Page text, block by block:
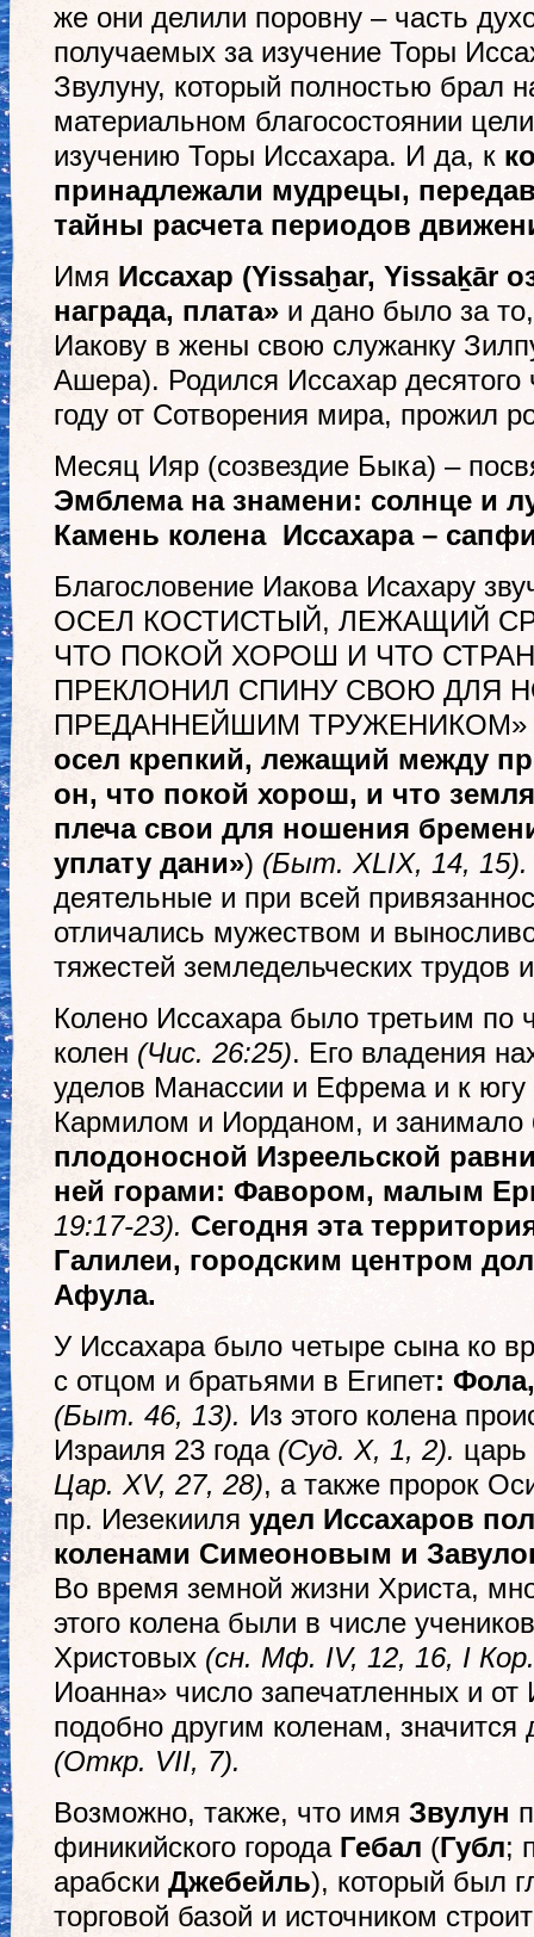
же они делили поровну – часть
получаемых за изучение Торы
Звулуну, который полностью брал
материальном благосостоянии
изучению Торы Иссахара. И да, к
принадлежали мудрецы,
тайны расчета периодов
Имя Иссахар (Yissaḫar, Yissaḵār
награда, плата» и дано было за
Иакову в жены свою служанку
Ашера). Родился Иссахар
году от Сотворения мира, прожил
Месяц Ияр (созвездие Быка) –
Эмблема на знамени: солнце и
Камень колена Иссахара –
Благословение Иакова Исахару
ОСЕЛ КОСТИСТЫЙ, ЛЕЖАЩИЙ
ЧТО ПОКОЙ ХОРОШ И ЧТО
ПРЕКЛОНИЛ СПИНУ СВОЮ ДЛЯ
ПРЕДАННЕЙШИМ ТРУЖЕНИКОМ»
осел крепкий, лежащий между
он, что покой хорош, и что
плеча свои для ношения
уплату дани») (Быт. ХLIХ, 14, 15).
деятельные и при всей
отличались мужеством и
тяжестей земледельческих трудов
Колено Иссахара было третьим по
колен (Чис. 26:25). Его владения
уделов Манассии и Ефрема и к югу
Кармилом и Иорданом, и занимало
плодоносной Изреельской
ней горами: Фавором, малым
19:17-23). Сегодня эта
Галилеи, городским центром
Афула.
У Иссахара было четыре сына ко
с отцом и братьями в Египет:
(Быт. 46, 13). Из этого колена
Израиля 23 года (Суд. X, 1, 2).
Цар. XV, 27, 28), а также пророк
пр. Иезекииля удел Иссахаров
коленами Симеоновым и
Во время земной жизни Христа,
этого колена были в числе
Христовых (сн. Мф. IV, 12, 16, I
Иоанна» число запечатленных и от
подобно другим коленам, значится
(Откр. VII, 7).
Возможно, также, что имя Звулун
финикийского города Гебал (Губл;
арабски Джебейль), который был
торговой базой и источником